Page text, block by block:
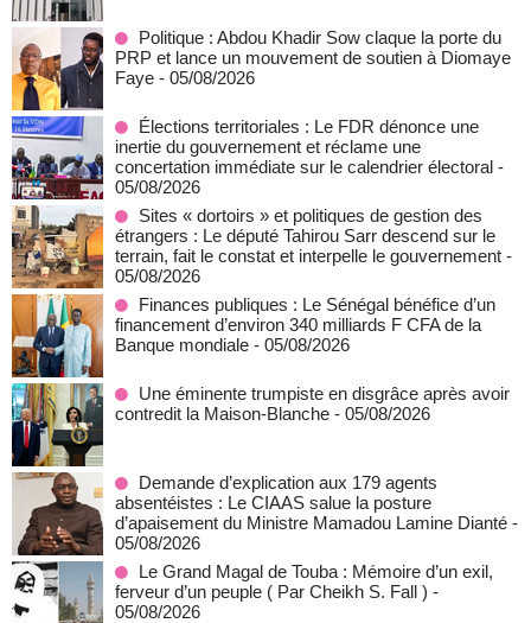
Politique : Abdou Khadir Sow claque la porte du
PRP et lance un mouvement de soutien à Diomaye
Faye - 05/08/2026
Élections territoriales : Le FDR dénonce une
inertie du gouvernement et réclame une
concertation immédiate sur le calendrier électoral -
05/08/2026
Sites « dortoirs » et politiques de gestion des
étrangers : Le député Tahirou Sarr descend sur le
terrain, fait le constat et interpelle le gouvernement -
05/08/2026
Finances publiques : Le Sénégal bénéfice d’un
financement d’environ 340 milliards F CFA de la
Banque mondiale - 05/08/2026
Une éminente trumpiste en disgrâce après avoir
contredit la Maison-Blanche - 05/08/2026
Demande d’explication aux 179 agents
absentéistes : Le CIAAS salue la posture
d’apaisement du Ministre Mamadou Lamine Dianté -
05/08/2026
Le Grand Magal de Touba : Mémoire d’un exil,
ferveur d’un peuple ( Par Cheikh S. Fall ) -
05/08/2026